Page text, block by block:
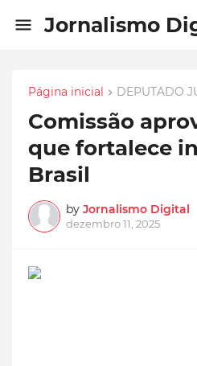
Jornalismo
Página inicial DEPUTADO
Comissão
que fortalece
Brasil
by Jornalismo Digital
dezembro 11, 2025